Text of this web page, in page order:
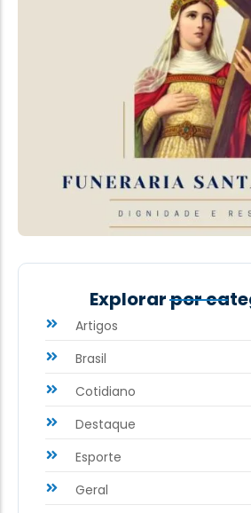
Explorar por
Artigos
Brasil
Cotidiano
Destaque
Esporte
Geral